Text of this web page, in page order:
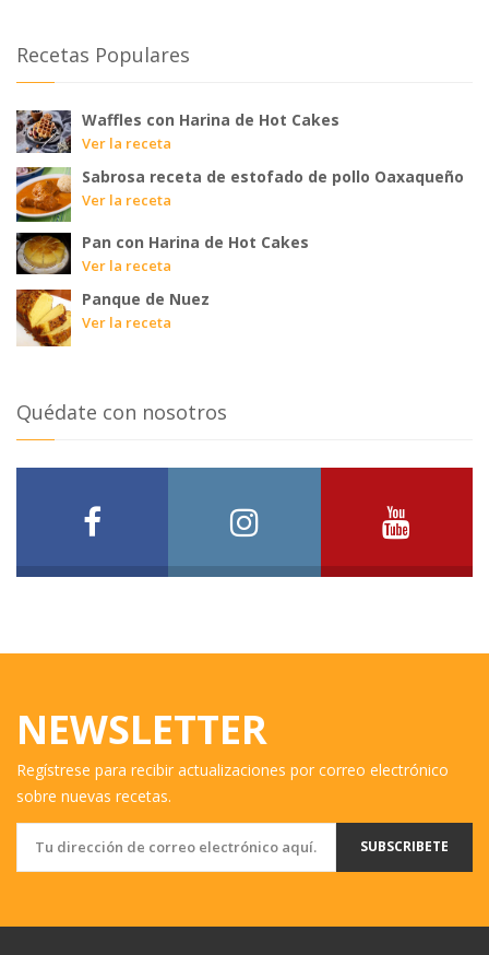
Recetas Populares
Waffles con Harina de Hot Cakes
Ver la receta
Sabrosa receta de estofado de pollo Oaxaqueño
Ver la receta
Pan con Harina de Hot Cakes
Ver la receta
Panque de Nuez
Ver la receta
Quédate con nosotros
NEWSLETTER
Regístrese para recibir actualizaciones por correo electrónico
sobre nuevas recetas.
SUBSCRIBETE